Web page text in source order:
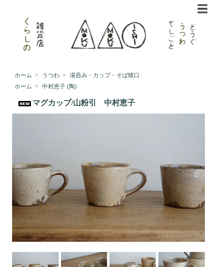
ホーム > うつわ >
湯呑み・カップ・そば猪口
ホーム > 中村恵子 (陶)
マグカップ/山粉引 中村恵子